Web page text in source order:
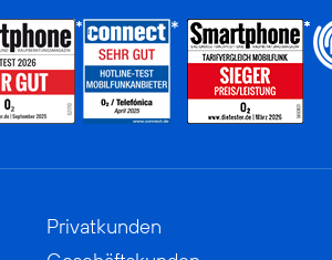
Privatkunden